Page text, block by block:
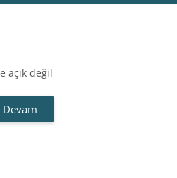
açık değil
Devam